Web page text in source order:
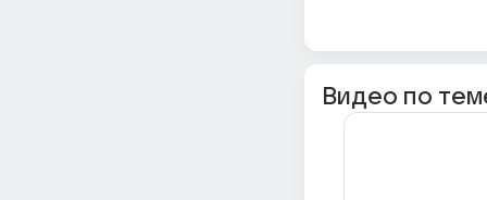
Видео по